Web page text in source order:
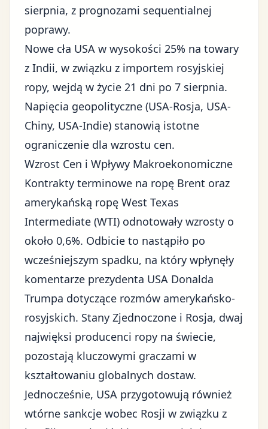
sierpnia, z prognozami sequentialnej
poprawy.
Nowe cła USA w wysokości 25% na towary
z Indii, w związku z importem rosyjskiej
ropy, wejdą w życie 21 dni po 7 sierpnia.
Napięcia geopolityczne (USA-Rosja, USA-
Chiny, USA-Indie) stanowią istotne
ograniczenie dla wzrostu cen.
Wzrost Cen i Wpływy Makroekonomiczne
Kontrakty terminowe na ropę Brent oraz
amerykańską ropę West Texas
Intermediate (WTI) odnotowały wzrosty o
około 0,6%. Odbicie to nastąpiło po
wcześniejszym spadku, na który wpłynęły
komentarze prezydenta USA Donalda
Trumpa dotyczące rozmów amerykańsko-
rosyjskich. Stany Zjednoczone i Rosja, dwaj
najwięksi producenci ropy na świecie,
pozostają kluczowymi graczami w
kształtowaniu globalnych dostaw.
Jednocześnie, USA przygotowują również
wtórne sankcje wobec Rosji w związku z